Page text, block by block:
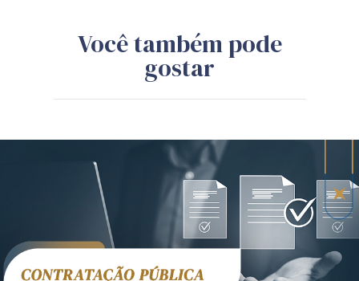
Você também pode
gostar